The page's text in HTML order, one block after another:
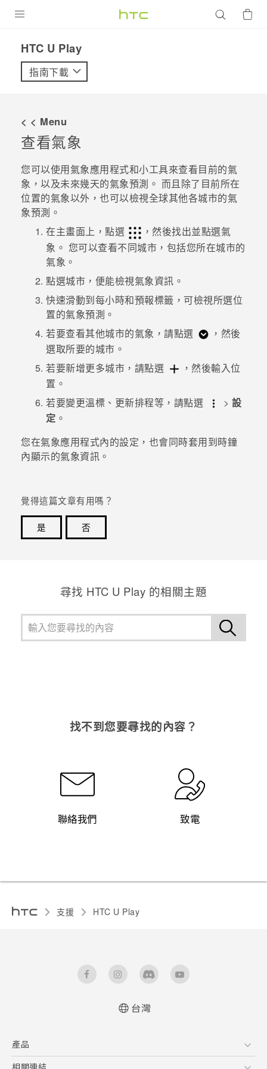
VIVE
配件
優惠專區
焦點訊息
校園專案
企業採購
銷售門市
銷售通路
VIVELAND
HTC U Play‎
指南下載
< < Menu
查看氣象
您可以使用氣象應用程式和小工具來查看目前的氣
象，以及未來幾天的氣象預測。 而且除了目前所在
位置的氣象以外，也可以檢視全球其他各城市的氣
象預測。
在主畫面上，點選
，然後找出並點選氣
象 。 您可以查看不同城市，包括您所在城市的
氣象。
點選城市，便能檢視氣象資訊。
快速滑動到每小時和預報標籤，可檢視所選位
置的氣象預測。
若要查看其他城市的氣象，請點選
，然後
選取所要的城市。
若要新增更多城市，請點選
，然後輸入位
置。
若要變更溫標、更新排程等，請點選
> 設
定 。
您在氣象應用程式內的設定，也會同時套用到時鐘
內顯示的氣象資訊。
覺得這篇文章有用嗎？
是
否
尋找 HTC U Play 的相關主題
找不到您要尋找的內容？
聯絡我們 致電
支援 HTC U Play‎
台灣
產品
5G